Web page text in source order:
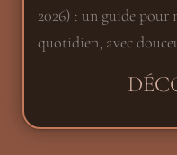
2026) : un guide
quotidien, avec